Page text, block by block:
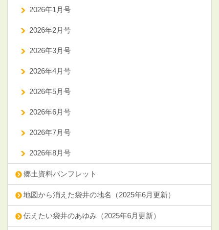
2026年1月号
2026年2月号
2026年3月号
2026年4月号
2026年5月号
2026年6月号
2026年7月号
2026年8月号
郷土資料パンフレット
地図から消えた袋井の地名（2025年6月更新）
伝えたい袋井のあゆみ（2025年6月更新）